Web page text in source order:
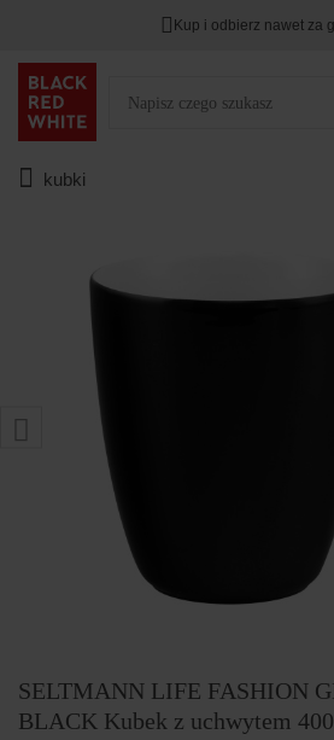
Kup i odbierz nawet za
kubki
SELTMANN LIFE FASHION
BLACK Kubek z uchwytem